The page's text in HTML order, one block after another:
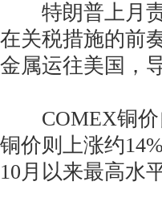
特朗普上月责
在关税措施的前
金属运往美国，
COMEX铜价
铜价则上涨约
10月以来最高水平